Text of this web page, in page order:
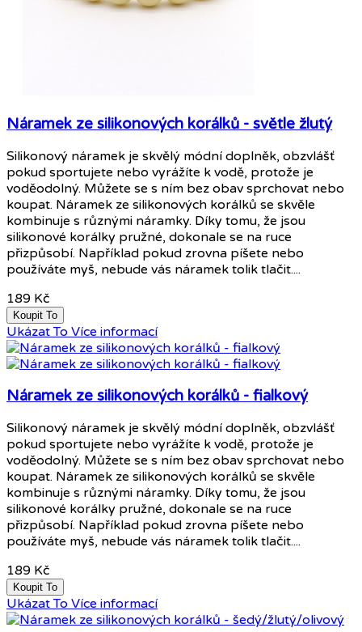
Náramek ze silikonových korálků - světle žlutý
Silikonový náramek je skvělý módní doplněk, obzvlášť
pokud sportujete nebo vyrážíte k vodě, protože je
voděodolný. Můžete se s ním bez obav sprchovat nebo
koupat. Náramek ze silikonových korálků se skvěle
kombinuje s různými náramky. Díky tomu, že jsou
silikonové korálky pružné, dokonale se na ruce
přizpůsobí. Například pokud zrovna píšete nebo
používáte myš, nebude vás náramek tolik tlačit....
189 Kč
Koupit To
Ukázat To Více informací
Náramek ze silikonových korálků - fialkový
Silikonový náramek je skvělý módní doplněk, obzvlášť
pokud sportujete nebo vyrážíte k vodě, protože je
voděodolný. Můžete se s ním bez obav sprchovat nebo
koupat. Náramek ze silikonových korálků se skvěle
kombinuje s různými náramky. Díky tomu, že jsou
silikonové korálky pružné, dokonale se na ruce
přizpůsobí. Například pokud zrovna píšete nebo
používáte myš, nebude vás náramek tolik tlačit....
189 Kč
Koupit To
Ukázat To Více informací